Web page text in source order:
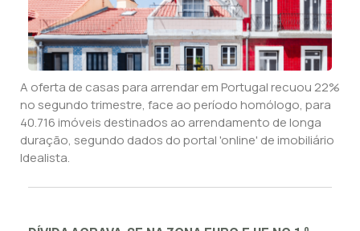
A oferta de casas para arrendar em Portugal recuou 22%
no segundo trimestre, face ao período homólogo, para
40.716 imóveis destinados ao arrendamento de longa
duração, segundo dados do portal 'online' de imobiliário
Idealista.